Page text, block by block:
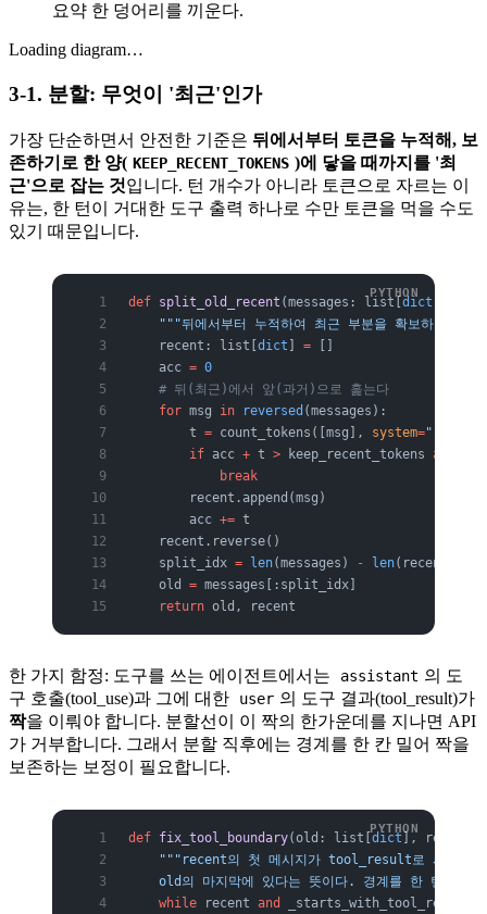
요약 한 덩어리를 끼운다.
Loading diagram…
3-1. 분할: 무엇이 '최근'인가
가장 단순하면서 안전한 기준은 뒤에서부터 토큰을 누적해, 보
존하기로 한 양( KEEP_RECENT_TOKENS )에 닿을 때까지를 '최
근'으로 잡는 것입니다. 턴 개수가 아니라 토큰으로 자르는 이
유는, 한 턴이 거대한 도구 출력 하나로 수만 토큰을 먹을 수도
있기 때문입니다.
def split_old_recent (messages: list[dict
"""뒤에서부터 누적하여 최근 부분을 확보하고, 나
    recent: list[
dict ] = []
    acc
= 0
    # 뒤(최근)에서 앞(과거)으로 훑는다
    for
msg in reversed (messages):
        t
= count_tokens([msg], system=""
        if
acc + t > keep_recent_tokens and
            break
        recent.append(msg)
        acc
+= t
    recent.reverse()
    split_idx
= len(messages) - len(recent)
    old
= messages[:split_idx]
    return
old, recent
한 가지 함정: 도구를 쓰는 에이전트에서는 assistant 의 도
구 호출(tool_use)과 그에 대한
user 의 도구 결과(tool_result)가
짝을 이뤄야 합니다. 분할선이 이 짝의 한가운데를 지나면 API
가 거부합니다. 그래서 분할 직후에는 경계를 한 칸 밀어 짝을
보존하는 보정이 필요합니다.
def fix_tool_boundary(old: list[dict],
"""recent의 첫 메시지가 tool_result로 시작하
old의 마지막에 있다는 뜻이다. 경계를 한 턴 당겨
    while
recent and